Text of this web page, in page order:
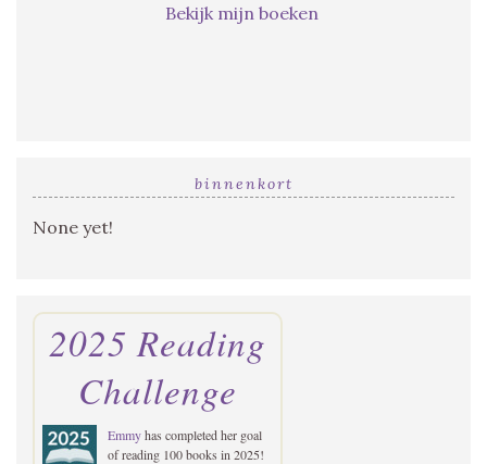
Bekijk mijn boeken
binnenkort
None yet!
2025 Reading
Challenge
Emmyhas completed her goal
of reading 100 books in 2025!